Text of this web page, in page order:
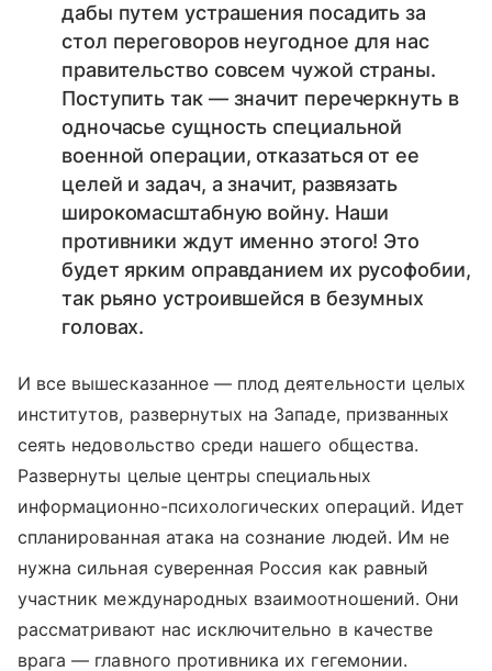
дабы путем устрашения посадить за
стол переговоров неугодное для нас
правительство совсем чужой страны.
Поступить так — значит перечеркнуть в
одночасье сущность специальной
военной операции, отказаться от ее
целей и задач, а значит, развязать
широкомасштабную войну. Наши
противники ждут именно этого! Это
будет ярким оправданием их русофобии,
так рьяно устроившейся в безумных
головах.
И все вышесказанное — плод деятельности целых
институтов, развернутых на Западе, призванных
сеять недовольство среди нашего общества.
Развернуты целые центры специальных
информационно-психологических операций. Идет
спланированная атака на сознание людей. Им не
нужна сильная суверенная Россия как равный
участник международных взаимоотношений. Они
рассматривают нас исключительно в качестве
врага — главного противника их гегемонии.